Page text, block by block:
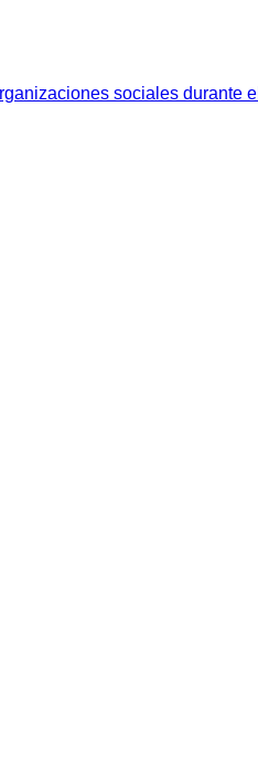
sociales durante el